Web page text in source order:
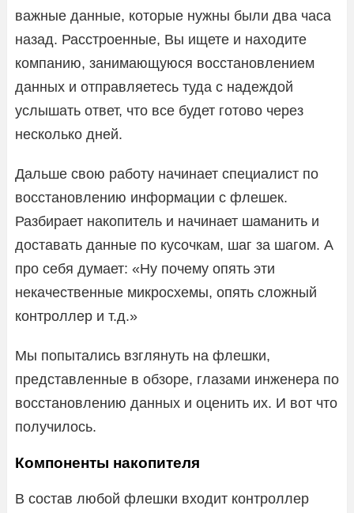
важные данные, которые нужны были два часа
назад. Расстроенные, Вы ищете и находите
компанию, занимающуюся восстановлением
данных и отправляетесь туда с надеждой
услышать ответ, что все будет готово через
несколько дней.
Дальше свою работу начинает специалист по
восстановлению информации с флешек.
Разбирает накопитель и начинает шаманить и
доставать данные по кусочкам, шаг за шагом. А
про себя думает: «Ну почему опять эти
некачественные микросхемы, опять сложный
контроллер и т.д.»
Мы попытались взглянуть на флешки,
представленные в обзоре, глазами инженера по
восстановлению данных и оценить их. И вот что
получилось.
Компоненты накопителя
В состав любой флешки входит контроллер